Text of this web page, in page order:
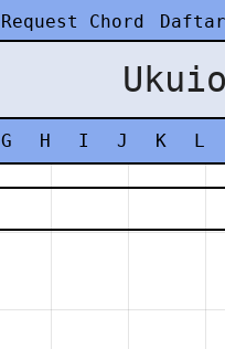
Request Chord
Ukuio
G H I J K L